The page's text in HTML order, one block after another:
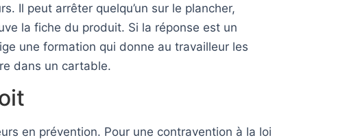
Il peut arrêter quelqu’un sur le plancher,
la fiche du produit. Si la réponse est un
une formation qui donne au travailleur les
dans un cartable.
en prévention. Pour une contravention à la loi